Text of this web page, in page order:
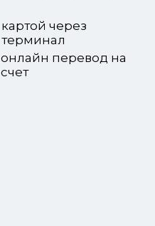
картой через
терминал
онлайн перевод на
счет